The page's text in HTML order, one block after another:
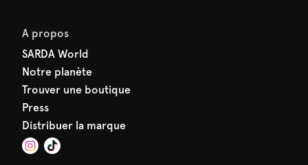
A propos
SARDA World
Notre planète
Trouver une boutique
Press
Distribuer la marque